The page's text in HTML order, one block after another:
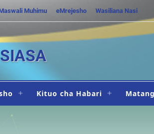
Muhimu eMrejesho Wasiliana Nasi
Kituo cha Habari